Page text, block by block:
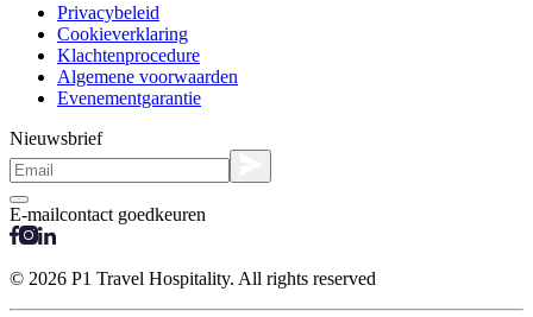
Privacybeleid
Cookieverklaring
Klachtenprocedure
Algemene voorwaarden
Evenementgarantie
Nieuwsbrief
E-mailcontact goedkeuren
© 2026 P1 Travel Hospitality. All rights reserved